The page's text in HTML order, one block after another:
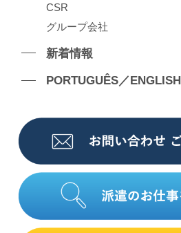
CSR
グループ会社
新着情報
PORTUGUÊS／ENGLISH